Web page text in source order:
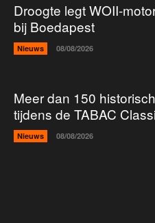
Droogte legt WOII-
bij Boedapest
Nieuws 08/08/2026
Meer dan 150
tijdens de TABAC
Nieuws 08/08/2026